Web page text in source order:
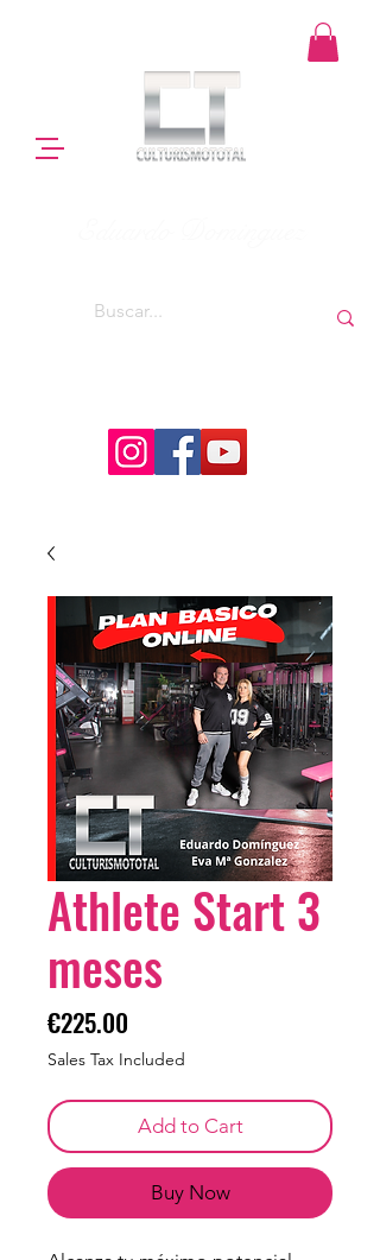
Athlete Start 3
meses
€225.00
Sales Tax Included
Add to Cart
Buy Now